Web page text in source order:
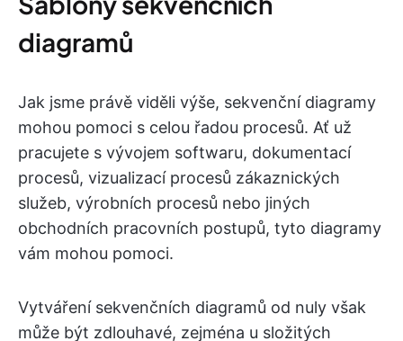
diagramů
Jak jsme právě viděli výše, sekvenční diagramy
mohou pomoci s celou řadou procesů. Ať už
pracujete s vývojem softwaru, dokumentací
procesů, vizualizací procesů zákaznických
služeb, výrobních procesů nebo jiných
obchodních pracovních postupů, tyto diagramy
vám mohou pomoci.
Vytváření sekvenčních diagramů od nuly však
může být zdlouhavé, zejména u složitých